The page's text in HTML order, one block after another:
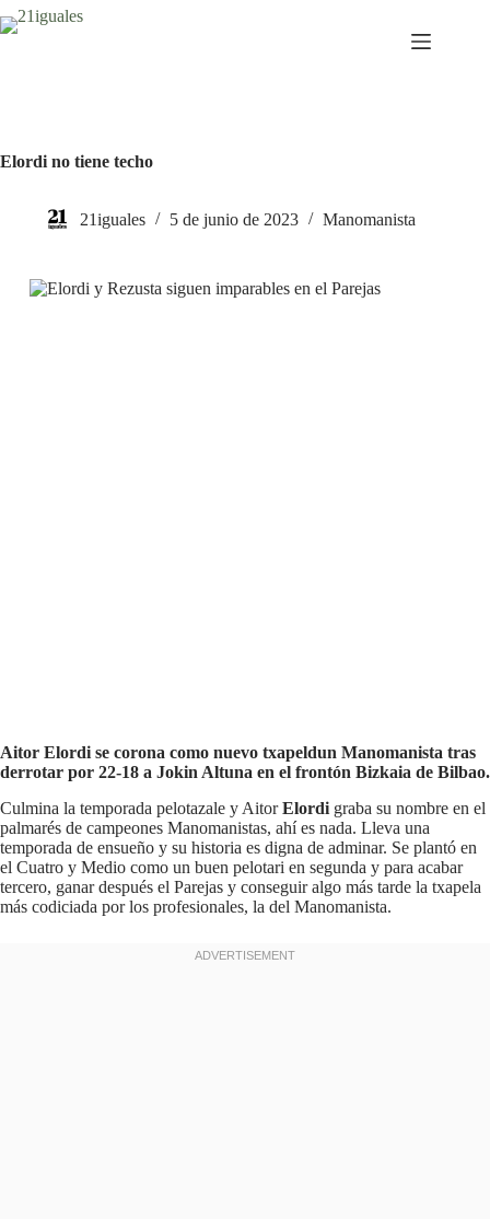
Saltar
al
Elordi no tiene techo
21iguales 5 de junio de 2023 Manomanista
Aitor Elordi se corona como nuevo txapeldun Manomanista tras
derrotar por 22-18 a Jokin Altuna en el frontón Bizkaia de Bilbao.
Culmina la temporada pelotazale y AitorElordi graba su nombre en el
palmarés de campeones Manomanistas, ahí es nada. Lleva una
temporada de ensueño y su historia es digna de adminar. Se plantó en
el Cuatro y Medio como un buen pelotari en segunda y para acabar
tercero, ganar después el Parejas y conseguir algo más tarde la txapela
más codiciada por los profesionales, la del Manomanista.